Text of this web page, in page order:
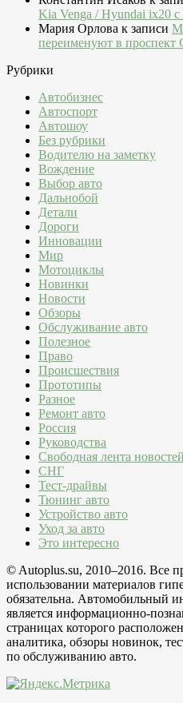
Kia Venga / Hyundai ix20 c
Мария Орлова к записи
переименуют в проспект
Рубрики
Автобизнес
Автоспорт
Автошоу
Без рубрики
Водителю на заметку
Вождение
Выбор авто
Дальнобой
Детали
Дороги
Инновации
Мир
Мотоциклы
Новинки
Новости
Обзоры
Обслуживание авто
Полезное
Право
Происшествия
Прототипы
Разное
Ремонт авто
Россия
Руководства
Свободная лента новостей
СНГ
Тест-драйвы
Тюнинг авто
Устройство авто
Уход за авто
Это интересно
© Autoplus.su, 2010–2016. Все
использовании материалов
обязательна. Автомобильный
является информационно-
страницах которого
аналитика, обзоры новинок,
по обслуживанию авто.